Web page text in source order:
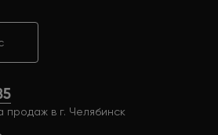
в г. Челябинск